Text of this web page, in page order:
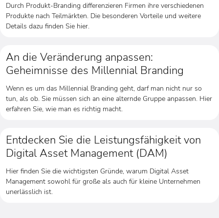
Durch Produkt-Branding differenzieren Firmen ihre verschiedenen
Produkte nach Teilmärkten. Die besonderen Vorteile und weitere
Details dazu finden Sie hier.
An die Veränderung anpassen:
Geheimnisse des Millennial Branding
Wenn es um das Millennial Branding geht, darf man nicht nur so
tun, als ob. Sie müssen sich an eine alternde Gruppe anpassen. Hier
erfahren Sie, wie man es richtig macht.
Entdecken Sie die Leistungsfähigkeit von
Digital Asset Management (DAM)
Hier finden Sie die wichtigsten Gründe, warum Digital Asset
Management sowohl für große als auch für kleine Unternehmen
unerlässlich ist.